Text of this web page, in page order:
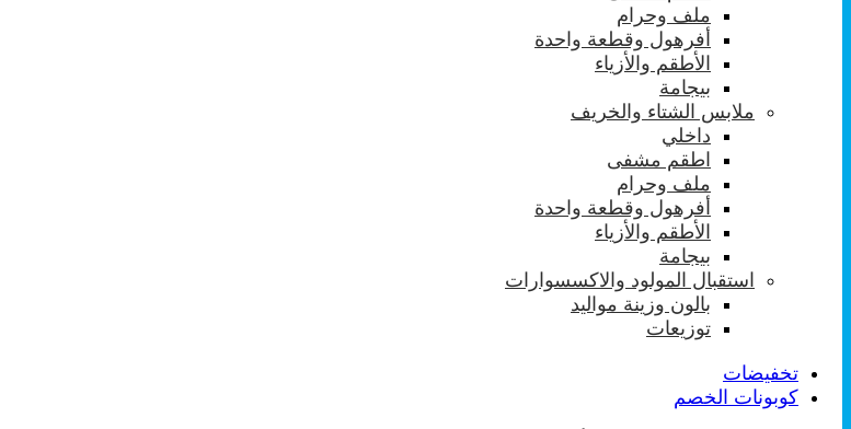
ملف وحرام
أفرهول وقطعة واحدة
الأطقم والأزياء
بيجامة
ملابس الشتاء والخريف
داخلي
اطقم مشفى
ملف وحرام
أفرهول وقطعة واحدة
الأطقم والأزياء
بيجامة
استقبال المولود والاكسسوارات
بالون وزينة مواليد
توزيعات
تخفيضات
كوبونات الخصم